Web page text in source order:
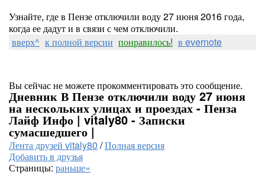
Узнайте, где в Пензе отключили воду 27 июня 2016 года,
когда ее дадут и в связи с чем отключили.
вверх^ к полной версии понравилось! в evernote
Вы сейчас не можете прокомментировать это сообщение.
Дневник В Пензе отключили воду 27 июня
на нескольких улицах и проездах - Пенза
Лайф Инфо | vitaly80 - Записки
сумасшедшего |
Лента друзей vitaly80 /Полная версия
Добавить в друзья
Страницы: раньше»